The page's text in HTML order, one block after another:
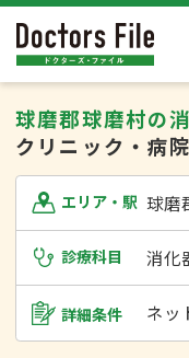
球磨郡球磨村の
クリニック・病院
エリア・駅 球磨
診療科目 消化
詳細条件 ネッ